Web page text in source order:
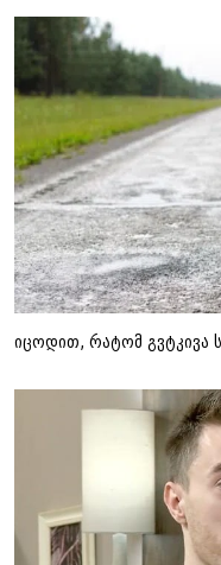
იცოდით, რატომ გვტკივა